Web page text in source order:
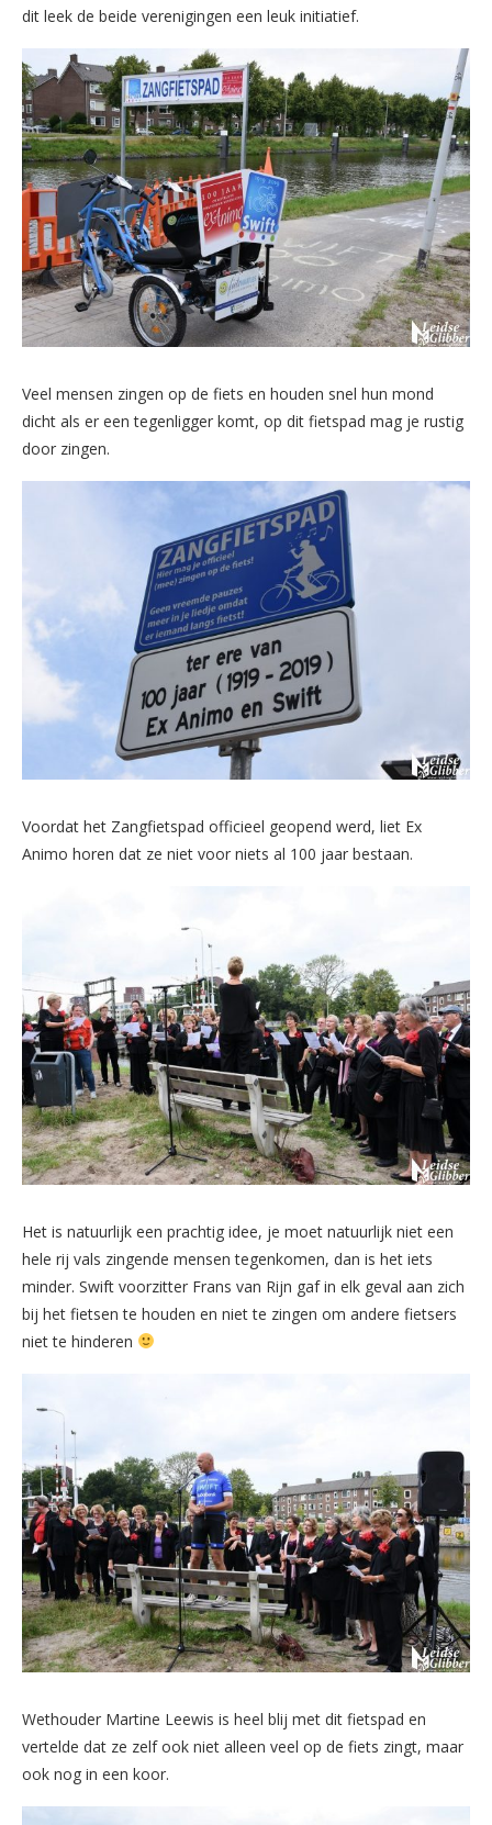
dit leek de beide verenigingen een leuk initiatief.
Veel mensen zingen op de fiets en houden snel hun mond
dicht als er een tegenligger komt, op dit fietspad mag je rustig
door zingen.
Voordat het Zangfietspad officieel geopend werd, liet Ex
Animo horen dat ze niet voor niets al 100 jaar bestaan.
Het is natuurlijk een prachtig idee, je moet natuurlijk niet een
hele rij vals zingende mensen tegenkomen, dan is het iets
minder. Swift voorzitter Frans van Rijn gaf in elk geval aan zich
bij het fietsen te houden en niet te zingen om andere fietsers
niet te hinderen
Wethouder Martine Leewis is heel blij met dit fietspad en
vertelde dat ze zelf ook niet alleen veel op de fiets zingt, maar
ook nog in een koor.